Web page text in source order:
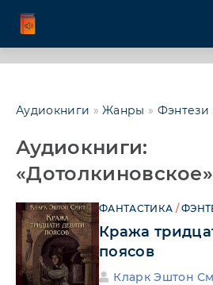
Аудиокниги »Жанры » Фэнтези
Аудиокниги:
ФАНТАСТИКА /
Кража
поясов
Кларк Эштон